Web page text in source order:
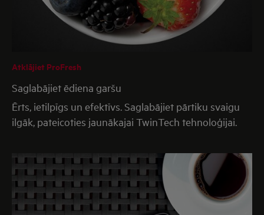
Atklājiet ProFresh
Saglabājiet ēdiena garšu
Ērts, ietilpīgs un efektīvs. Saglabājiet pārtiku svaigu
ilgāk, pateicoties jaunākajai TwinTech tehnoloģijai.